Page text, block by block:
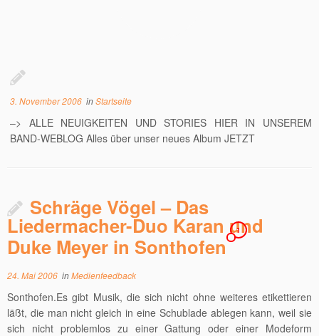
3. November 2006 inStartseite
–> ALLE NEUIGKEITEN UND STORIES HIER IN UNSEREM
BAND-WEBLOG Alles über unser neues Album JETZT
Schräge Vögel – Das
Liedermacher-Duo Karan und
Duke Meyer in Sonthofen
1
24. Mai 2006 inMedienfeedback
Sonthofen.Es gibt Musik, die sich nicht ohne weiteres etikettieren
läßt, die man nicht gleich in eine Schublade ablegen kann, weil sie
sich nicht problemlos zu einer Gattung oder einer Modeform